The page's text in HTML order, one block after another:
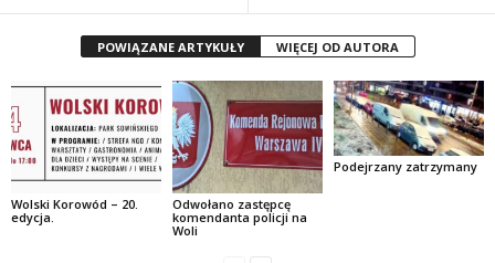
POWIĄZANE ARTYKUŁY WIĘCEJ OD AUTORA
Wolski Korowód – 20.
edycja.
Odwołano zastępcę
komendanta policji na
Woli
Podejrzany zatrzymany